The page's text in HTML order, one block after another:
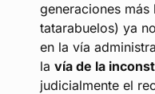
generaciones más
tatarabuelos) ya
en la vía
la vía de la
judicialmente el